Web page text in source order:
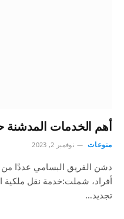
أهم الخدمات المدشنة
منوعات نوفمبر 2, 2023
دشن الفريق البسامي عددًا
أفراد، شملت:خدمة نقل ملكية
تجديد…